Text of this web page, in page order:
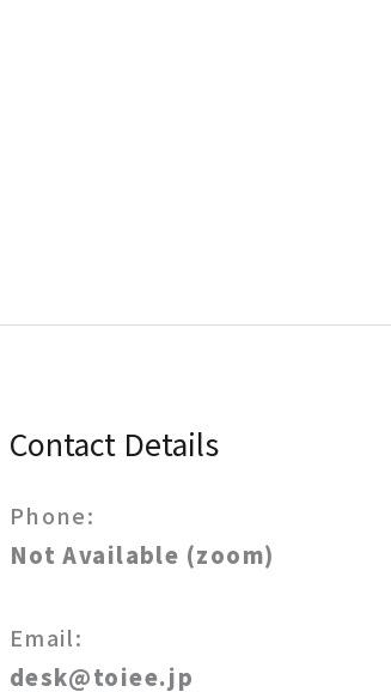
Contact Details
Phone:
Not Available (zoom)
Email:
desk@toiee.jp